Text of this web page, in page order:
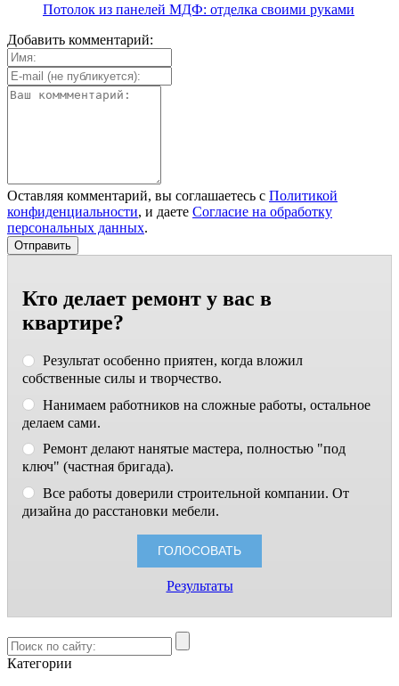
Потолок из панелей МДФ: отделка своими руками
Добавить комментарий:
Оставляя комментарий, вы соглашаетесь с Политикой
конфиденциальности, и даете Согласие на обработку
персональных данных.
Кто делает ремонт у вас в
квартире?
Результат особенно приятен, когда вложил
собственные силы и творчество.
Нанимаем работников на сложные работы, остальное
делаем сами.
Ремонт делают нанятые мастера, полностью "под
ключ" (частная бригада).
Все работы доверили строительной компании. От
дизайна до расстановки мебели.
Результаты
Категории